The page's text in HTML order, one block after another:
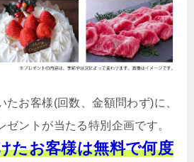
たお客様(回数、金額問わず)に、
ゼントが当たる特別企画です。
たお客様は無料で何度